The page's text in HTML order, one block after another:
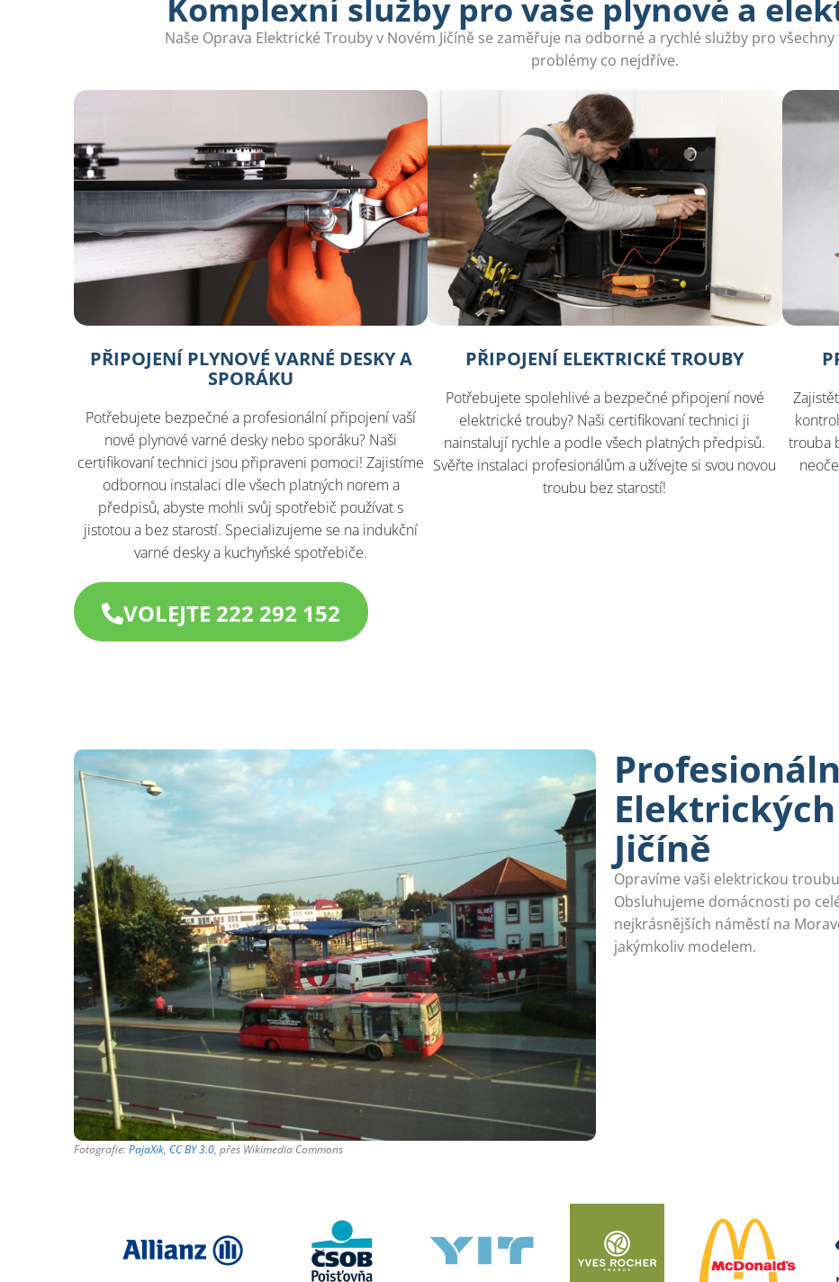
Komplexní služby pro vaše plynové a
Naše Oprava Elektrické Trouby v Novém Jičíně se zaměřuje na odborné a rychlé služby pro
problémy co nejdříve.
PŘIPOJENÍ PLYNOVÉ VARNÉ DESKY A
SPORÁKU
Potřebujete bezpečné a profesionální připojení vaší
nové plynové varné desky nebo sporáku? Naši
certifikovaní technici jsou připraveni pomoci! Zajistíme
odbornou instalaci dle všech platných norem a
předpisů, abyste mohli svůj spotřebič používat s
jistotou a bez starostí. Specializujeme se na indukční
varné desky a kuchyňské spotřebiče.
PŘIPOJENÍ ELEKTRICKÉ TROUBY
Potřebujete spolehlivé a bezpečné připojení nové
elektrické trouby? Naši certifikovaní technici ji
nainstalují rychle a podle všech platných předpisů.
Svěřte instalaci profesionálům a užívejte si svou novou
troubu bez starostí!
trouba
VOLEJTE 222 292 152
Fotografie:PajaXik, CC BY 3.0, přes Wikimedia Commons
Jičíně
Opravíme vaši elektrickou
Obsluhujeme domácnosti po
nejkrásnějších náměstí na
jakýmkoliv modelem.